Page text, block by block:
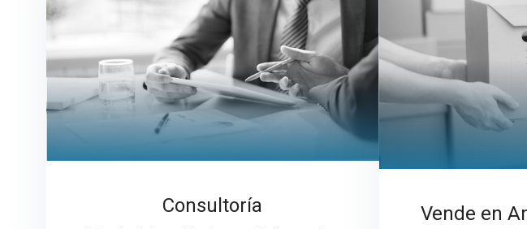
Consultoría Vende en